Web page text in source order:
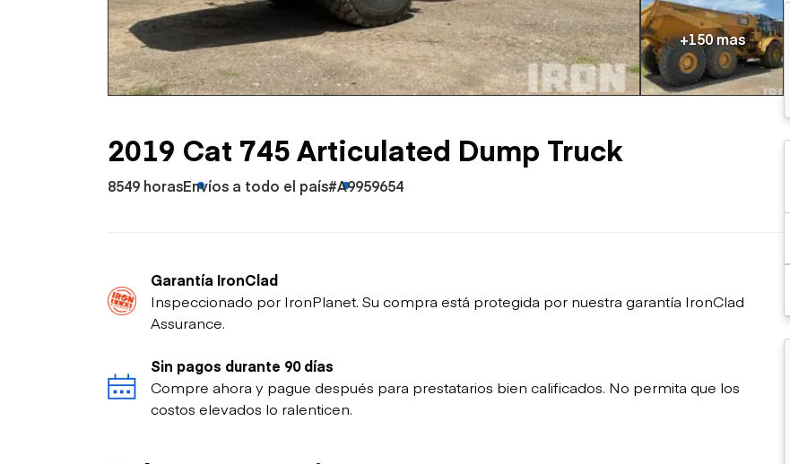
Petróleo y gas
Excavadoras
Motoniveladoras
Minicargadoras
Omitir cargadores
Raspadores
Trailers
Remolques volcados
Remolques de
plataforma
Remolques de troncos
+150 mas
2019 Cat 745 Articulated Dump Truck
8549 horasEnvíos a todo el país#A9959654
Garantía IronClad
Inspeccionado por IronPlanet. Su compra está protegida por nuestra garantía IronClad
Assurance.
Sin pagos durante 90 días
Compre ahora y pague después para prestatarios bien calificados. No permita que los
costos elevados lo ralenticen.